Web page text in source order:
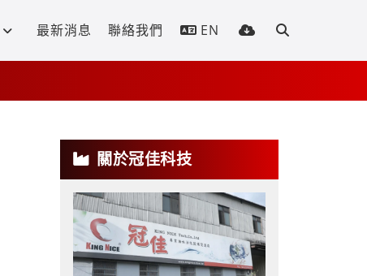
最新消息 聯絡我們 EN
關於冠佳科技